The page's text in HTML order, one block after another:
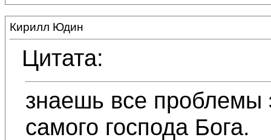
Кирилл Юдин
Цитата:
знаешь все проблемы
самого господа Бога.